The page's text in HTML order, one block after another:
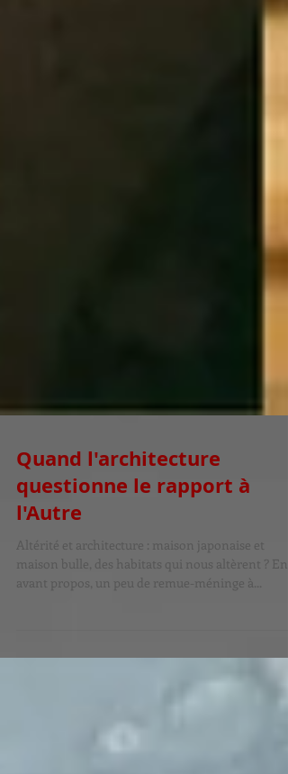
Quand l'architecture
questionne le rapport à
l'Autre
Altérité et architecture : maison japonaise et
maison bulle, des habitats qui nous altèrent ? En